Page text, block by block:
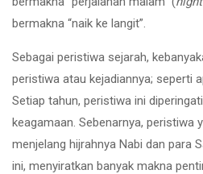
bermakna “naik ke langit”.
Sebagai peristiwa sejarah,
peristiwa atau kejadiannya; seperti
Setiap tahun, peristiwa ini
keagamaan. Sebenarnya, peristiwa
menjelang hijrahnya Nabi dan para
ini, menyiratkan banyak makna